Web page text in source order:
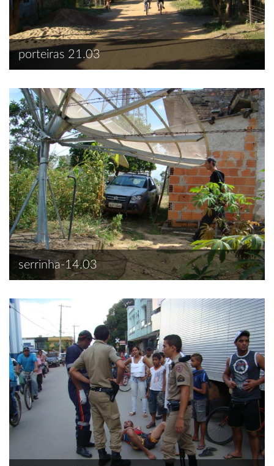
porteiras 21.03
serrinha-14.03